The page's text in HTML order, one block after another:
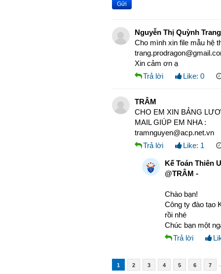
Gửi
Nguyễn Thị Quỳnh Trang
Cho mình xin file mẫu hệ
Xin cảm ơn ạ
Trả lời
Like: 0
TRÂM
CHO EM XIN BẢNG
MAIL GIÚP EM NHA :
tramnguyen@acp.net.vn
Trả lời
Like: 1
Kế Toán Thiên
@TRÂM -
Chào bạn!
Công ty đào tạo
rồi nhé
Chúc bạn một
Trả lời
1 2 3 4 5 6 7